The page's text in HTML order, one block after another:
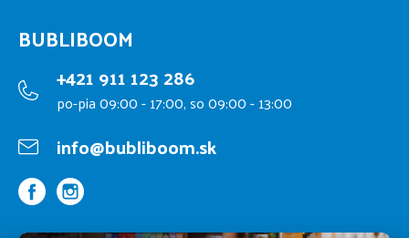
BUBLIBOOM
+421 911 123 286
po-pia 09:00 - 17:00, so 09:00 - 13:00
info@bubliboom.sk